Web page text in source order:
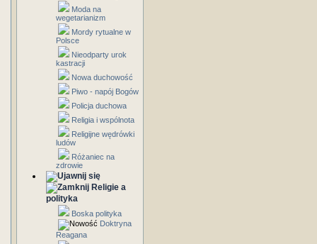
Moda na
wegetarianizm
Mordy rytualne w
Polsce
Nieodparty urok
kastracji
Nowa duchowość
Piwo - napój Bogów
Policja duchowa
Religia i wspólnota
Religijne wędrówki
ludów
Różaniec na
zdrowie
Religie a
polityka
Boska polityka
Doktryna
Reagana